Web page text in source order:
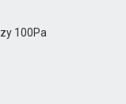
100Pa